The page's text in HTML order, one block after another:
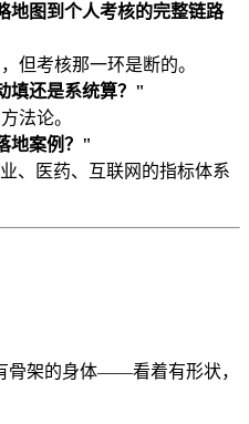
地图到个人考核的完整链路
但考核那一环是断的。
填还是系统算？"
法论。
地案例？"
、医药、互联网的指标体系
骨架的身体——看着有形状，